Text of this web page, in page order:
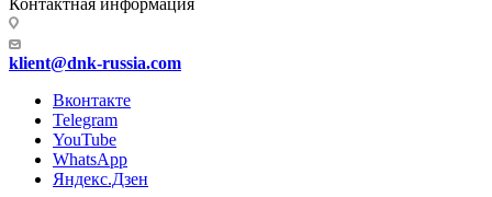
Контактная информация
klient@dnk-russia.com
Вконтакте
Telegram
YouTube
WhatsApp
Яндекс.Дзен